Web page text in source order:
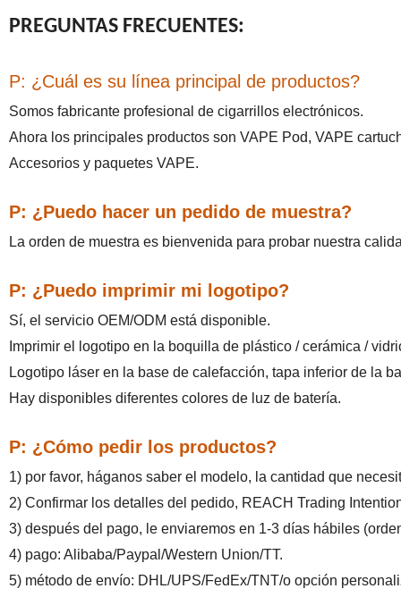
PREGUNTAS FRECUENTES:
P: ¿Cuál es su línea principal de productos?
Somos fabricante profesional de cigarrillos electrónicos.
Ahora los principales productos son VAPE Pod, VAPE
Accesorios y paquetes VAPE.
P: ¿Puedo hacer un pedido de muestra?
La orden de muestra es bienvenida para probar nuestra
P: ¿Puedo imprimir mi logotipo?
Sí, el servicio OEM/ODM está disponible.
Imprimir el logotipo en la boquilla de plástico / cerámica /
Logotipo láser en la base de calefacción, tapa inferior de la
Hay disponibles diferentes colores de luz de batería.
P: ¿Cómo pedir los productos?
1) por favor, háganos saber el modelo, la cantidad que
2) Confirmar los detalles del pedido, REACH Trading
3) después del pago, le enviaremos en 1-3 días hábiles
4) pago: Alibaba/Paypal/Western Union/TT.
5) método de envío: DHL/UPS/FedEx/TNT/o opción